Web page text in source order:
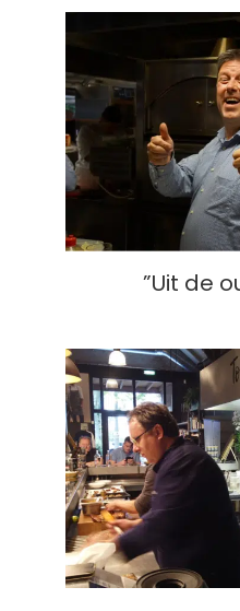
”Uit de
”Uit de
Grill event,